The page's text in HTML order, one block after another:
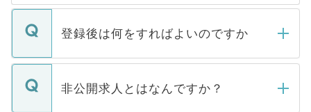
登録後は何をすればよいのですか
ご登録いただきましたら、弊社担当者がご
登録内容を確認し、その後メールもしくは
非公開求人とはなんですか？